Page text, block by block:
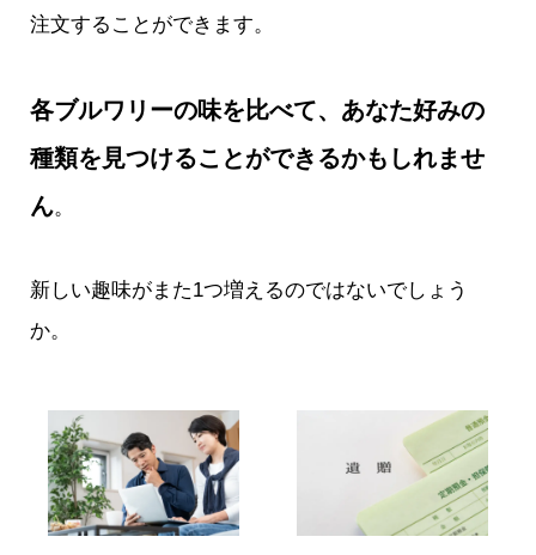
注文することができます。
各ブルワリーの味を比べて、あなた好みの
種類を見つけることができるかもしれませ
ん。
新しい趣味がまた1つ増えるのではないでしょう
か。